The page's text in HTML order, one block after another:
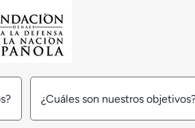
¿Cuáles son nuestros